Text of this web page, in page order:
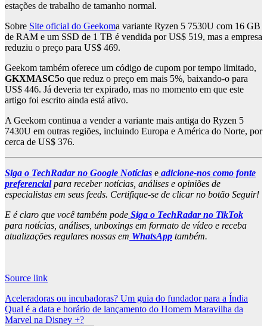
estações de trabalho de tamanho normal.
Sobre Site oficial do Geekoma variante Ryzen 5 7530U com 16 GB
de RAM e um SSD de 1 TB é vendida por US$ 519, mas a empresa
reduziu o preço para US$ 469.
Geekom também oferece um código de cupom por tempo limitado,
GKXMASC5o que reduz o preço em mais 5%, baixando-o para
US$ 446. Já deveria ter expirado, mas no momento em que este
artigo foi escrito ainda está ativo.
A Geekom continua a vender a variante mais antiga do Ryzen 5
7430U em outras regiões, incluindo Europa e América do Norte, por
cerca de US$ 376.
Siga o TechRadar no Google Notícias e adicione-nos como fonte
preferencialpara receber notícias, análises e opiniões de
especialistas em seus feeds. Certifique-se de clicar no botão Seguir!
E é claro que você também pode Siga o TechRadar no TikTok
para notícias, análises, unboxings em formato de vídeo e receba
atualizações regulares nossas em WhatsApp também.
Source link
Post
navigation
Aceleradoras ou incubadoras? Um guia do fundador para a Índia
Qual é a data e horário de lançamento do Homem Maravilha da
Marvel na Disney +?